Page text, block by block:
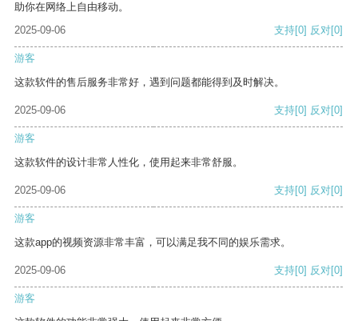
助你在网络上自由移动。
2025-09-06
支持[0] 反对[0]
游客
这款软件的售后服务非常好，遇到问题都能得到及时解决。
2025-09-06 支持[0] 反对[0]
游客
这款软件的设计非常人性化，使用起来非常舒服。
2025-09-06 支持[0] 反对[0]
游客
这款app的视频资源非常丰富，可以满足我不同的娱乐需求。
2025-09-06 支持[0] 反对[0]
游客